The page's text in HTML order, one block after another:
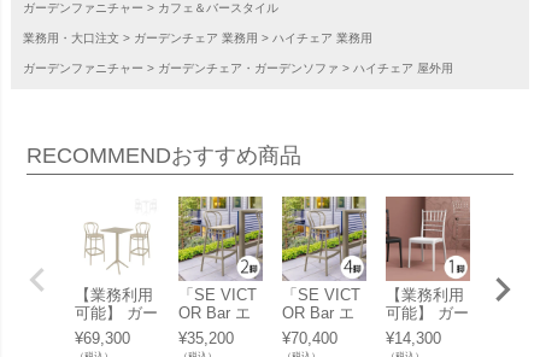
ガーデンファニチャー カフェ＆バースタイル
業務用・大口注文 ガーデンチェア 業務用 ハイチェア 業務用
ガーデンファニチャー ガーデンチェア・ガーデンソファ ハイチェア 屋外用
RECOMMENDおすすめ商品
【業務利用
可能】 ガー
デンチェア
＆ガーデン
¥69,300
「SE VICT
OR Bar エ
スイー ヴィ
クター バー
¥35,200
「SE VICT
OR Bar エ
スイー ヴィ
クター バー
¥70,400
【業務利用
可能】 ガー
デンチェア
屋外 「SE
¥14,300
【業